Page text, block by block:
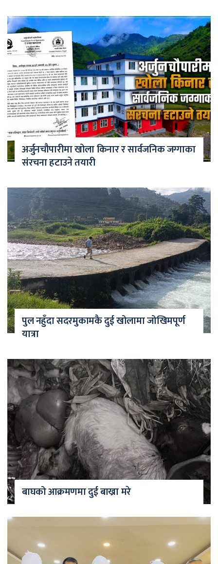
अर्जुनचौपारीमा खोला किनार र सार्वजनिक जग्गाका
संरचना हटाउने तयारी
पुल नहुँदा सदरमुकामकै दुई खोलामा जोखिमपूर्ण
यात्रा
बाघको आक्रमणमा दुई बाख्रा मरे